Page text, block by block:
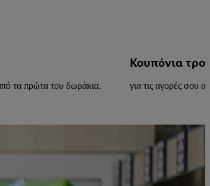
τα πρώτα του δωράκια.
Κουπόνια
για τις αγορές σου